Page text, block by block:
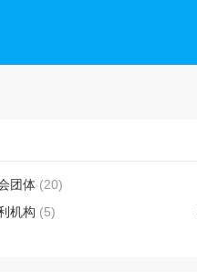
团体 (20)
机构 (5)